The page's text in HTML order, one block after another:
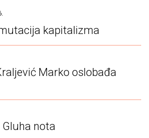
kapitalizma
Marko oslobađa
Gluha nota